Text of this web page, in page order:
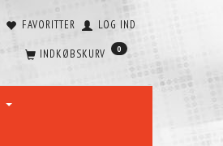
FAVORITTER LOG IND
INDKØBSKURV 0